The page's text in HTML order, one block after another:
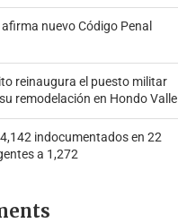
nuevo Código Penal
reinaugura el puesto militar
remodelación en Hondo Valle
indocumentados en 22
a 1,272